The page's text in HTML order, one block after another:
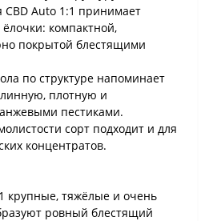
CBD Auto 1:1 принимает
компактной,
покрытой блестящими
по структуре напоминает
плотную и
пестиками.
сорт подходит и для
концентратов.
крупные, тяжёлые и очень
ровный блестящий